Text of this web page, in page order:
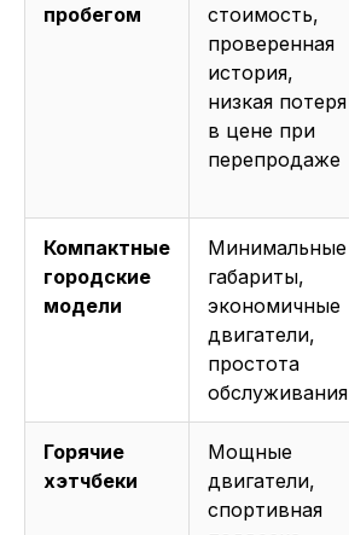
пробегом
стоимость,
проверенная
история,
низкая потеря
в цене при
перепродаже
Компактные
городские
модели
Минимальные
габариты,
экономичные
двигатели,
простота
обслуживания
Горячие
хэтчбеки
Мощные
двигатели,
спортивная